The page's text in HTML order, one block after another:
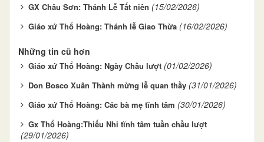
GX Châu Sơn: Thánh Lễ Tất niên (15/02/2026)
Giáo xứ Thổ Hoàng: Thánh lễ Giao Thừa (16/02/2026)
Những tin cũ hơn
Giáo xứ Thổ Hoàng: Ngày Chầu lượt (01/02/2026)
Don Bosco Xuân Thành mừng lễ quan thầy (31/01/2026)
Giáo xứ Thổ Hoàng: Các bà mẹ tĩnh tâm (30/01/2026)
Gx Thổ Hoàng:Thiếu Nhi tĩnh tâm tuần chầu lượt
(29/01/2026)